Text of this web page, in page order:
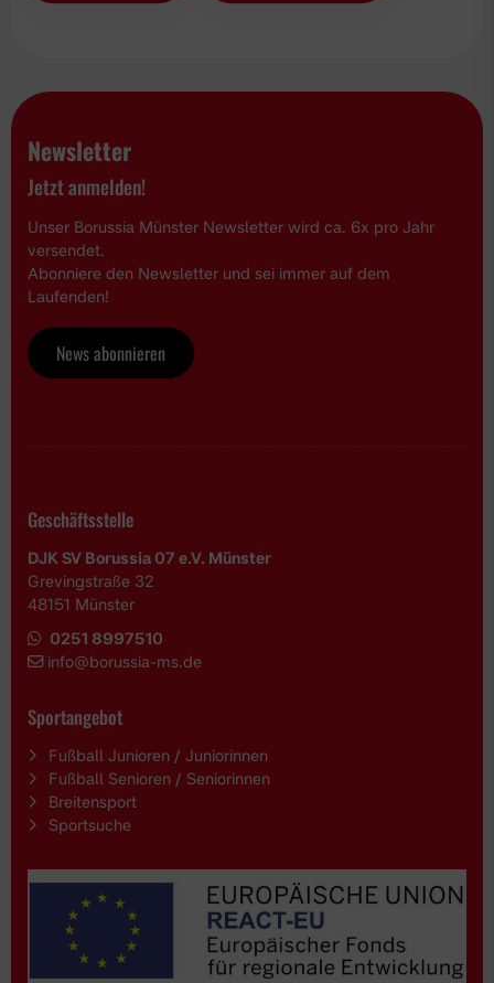
Newsletter
Jetzt anmelden!
Unser Borussia Münster Newsletter wird ca. 6x pro Jahr
versendet.
Abonniere den Newsletter und sei immer auf dem
Laufenden!
News abonnieren
Geschäftsstelle
DJK SV Borussia 07 e.V. Münster
Grevingstraße 32
48151 Münster
0251 8997510
info@borussia-ms.de
Sportangebot
Fußball Junioren / Juniorinnen
Fußball Senioren / Seniorinnen
Breitensport
Sportsuche